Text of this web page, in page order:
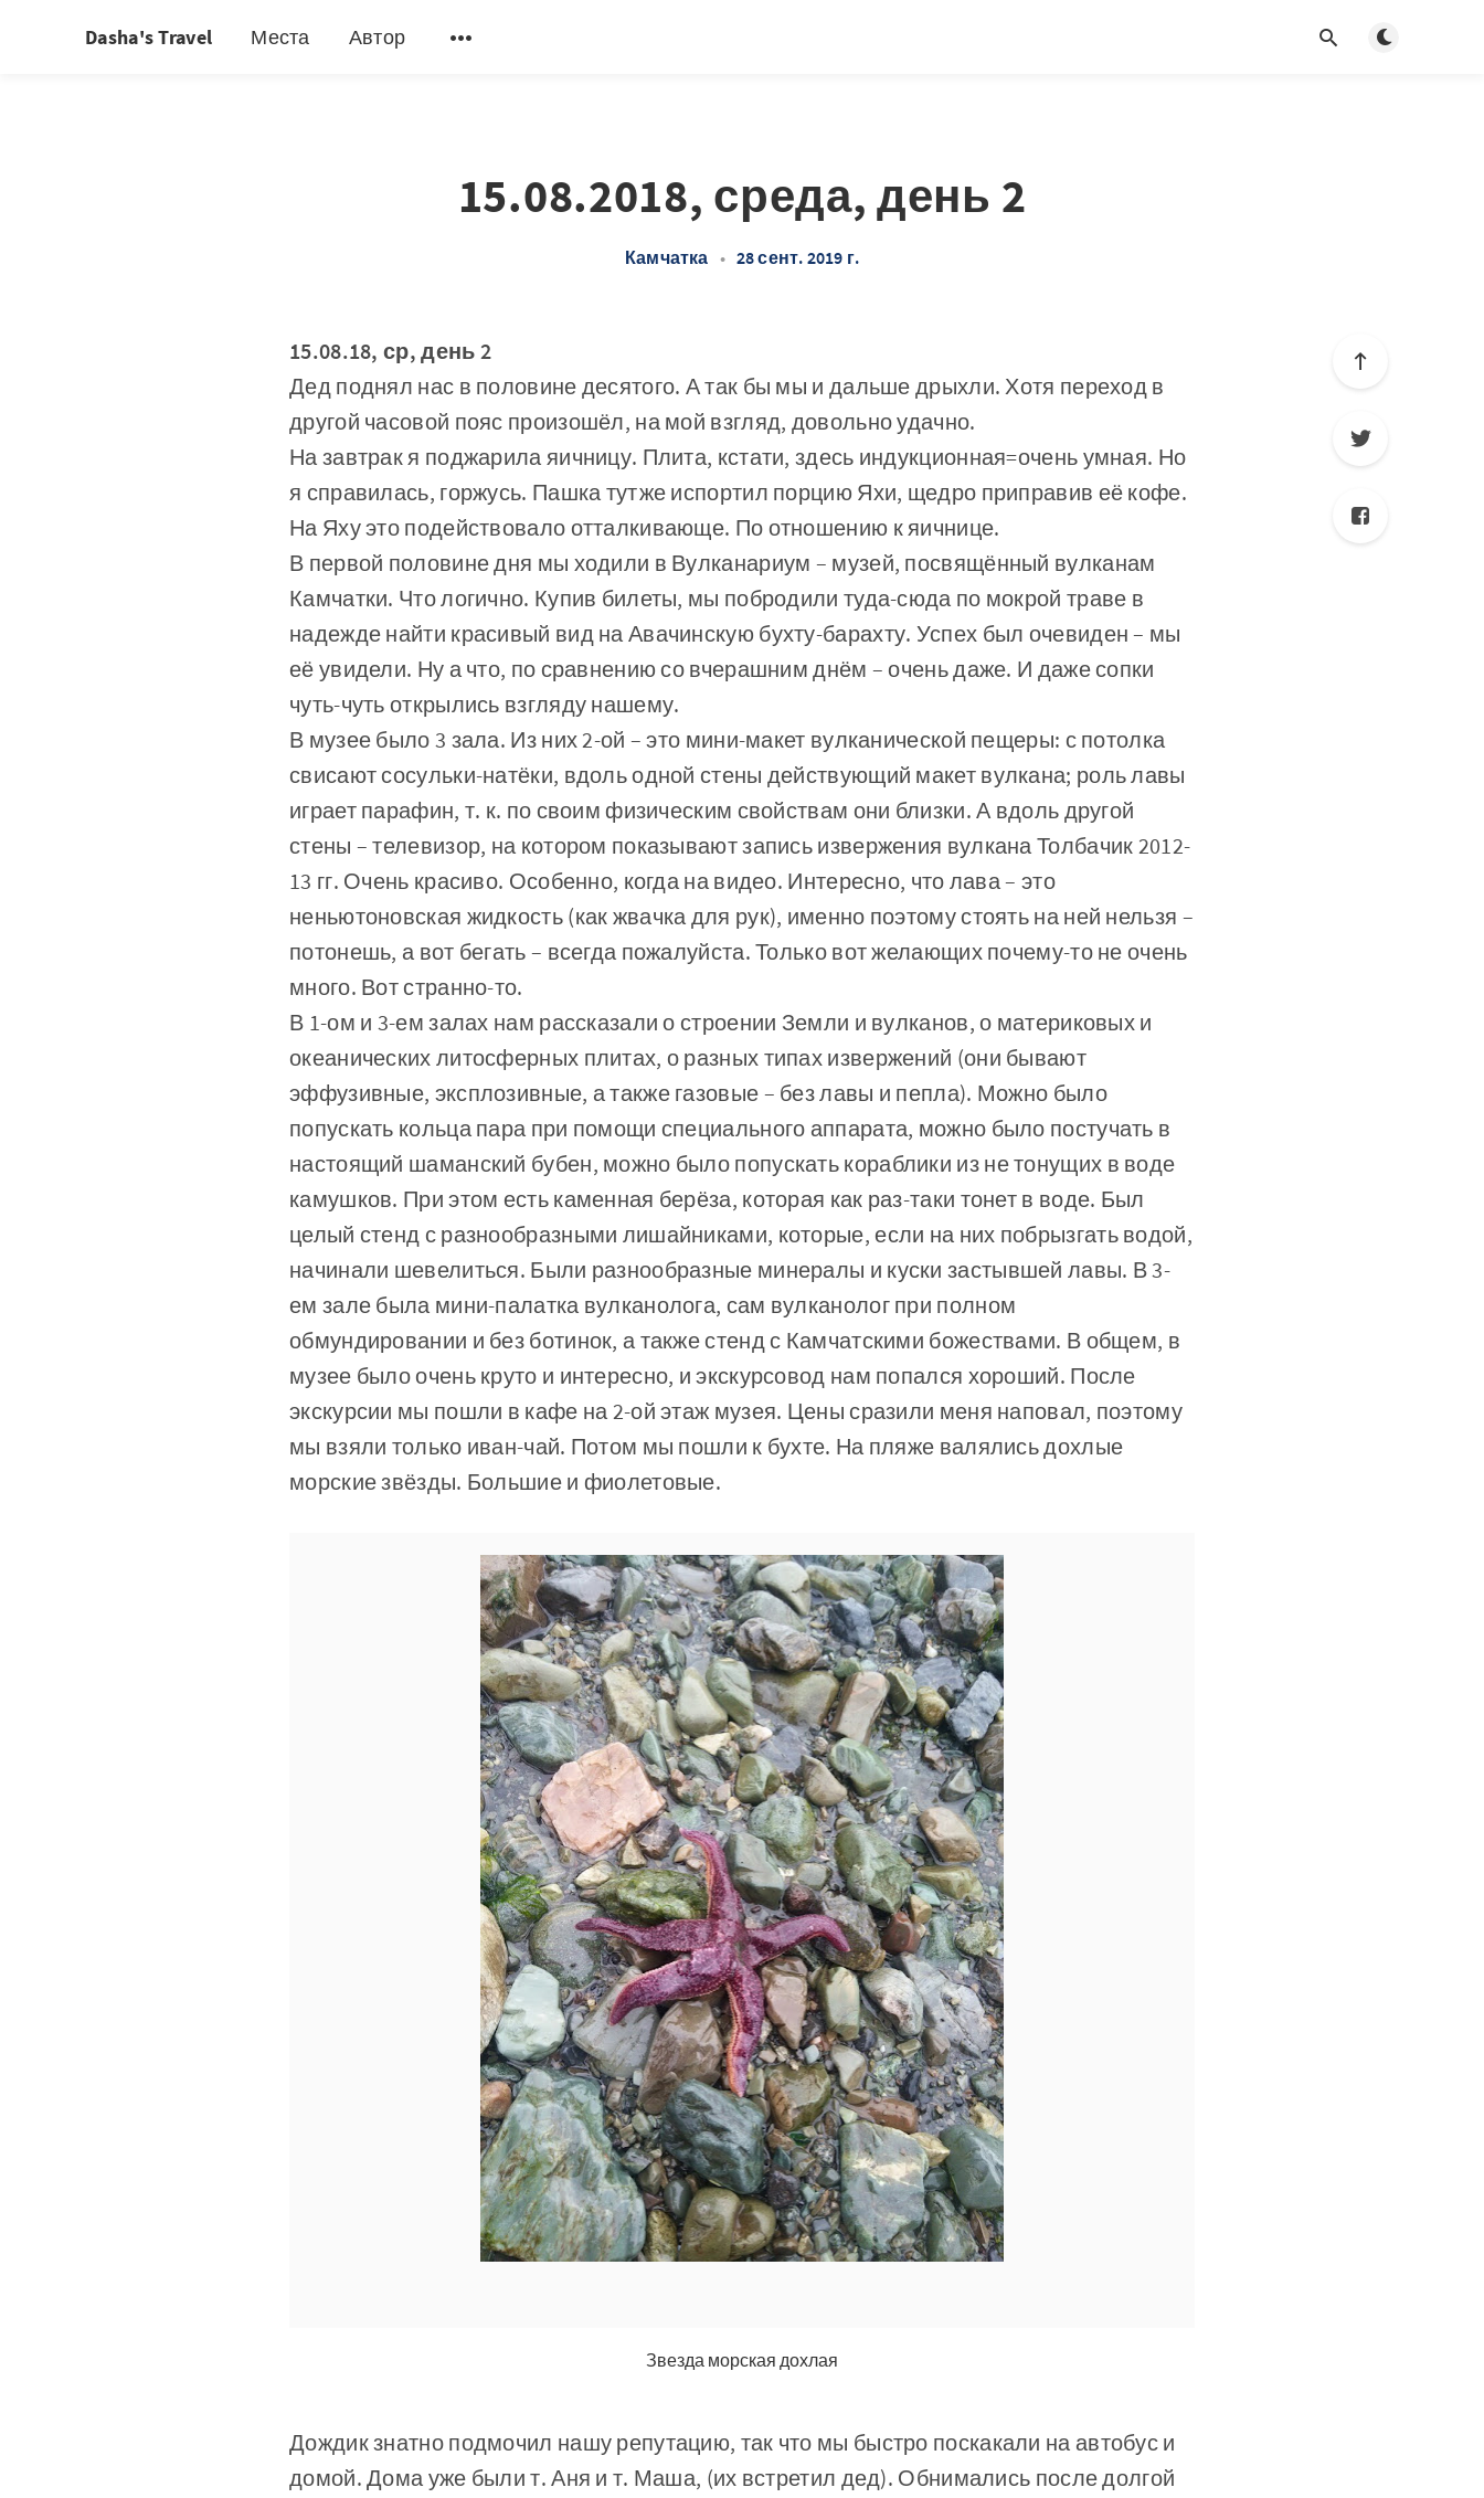
Dasha's Travel Места Автор Toggle dark
15.08.2018, среда, день 2
Камчатка • 28 сент. 2019 г.
15.08.18, ср, день 2
Дед поднял нас в половине десятого. А так бы мы и дальше дрыхли. Хотя переход в
другой часовой пояс произошёл, на мой взгляд, довольно удачно.
На завтрак я поджарила яичницу. Плита, кстати, здесь индукционная=очень умная. Но
я справилась, горжусь. Пашка тутже испортил порцию Яхи, щедро приправив её кофе.
На Яху это подействовало отталкивающе. По отношению к яичнице.
В первой половине дня мы ходили в Вулканариум – музей, посвящённый вулканам
Камчатки. Что логично. Купив билеты, мы побродили туда-сюда по мокрой траве в
надежде найти красивый вид на Авачинскую бухту-барахту. Успех был очевиден – мы
её увидели. Ну а что, по сравнению со вчерашним днём – очень даже. И даже сопки
чуть-чуть открылись взгляду нашему.
В музее было 3 зала. Из них 2-ой – это мини-макет вулканической пещеры: с потолка
свисают сосульки-натёки, вдоль одной стены действующий макет вулкана; роль лавы
играет парафин, т. к. по своим физическим свойствам они близки. А вдоль другой
стены – телевизор, на котором показывают запись извержения вулкана Толбачик 2012-
13 гг. Очень красиво. Особенно, когда на видео. Интересно, что лава – это
неньютоновская жидкость (как жвачка для рук), именно поэтому стоять на ней нельзя –
потонешь, а вот бегать – всегда пожалуйста. Только вот желающих почему-то не очень
много. Вот странно-то.
В 1-ом и 3-ем залах нам рассказали о строении Земли и вулканов, о материковых и
океанических литосферных плитах, о разных типах извержений (они бывают
эффузивные, эксплозивные, а также газовые – без лавы и пепла). Можно было
попускать кольца пара при помощи специального аппарата, можно было постучать в
настоящий шаманский бубен, можно было попускать кораблики из не тонущих в воде
камушков. При этом есть каменная берёза, которая как раз-таки тонет в воде. Был
целый стенд с разнообразными лишайниками, которые, если на них побрызгать водой,
начинали шевелиться. Были разнообразные минералы и куски застывшей лавы. В 3-
ем зале была мини-палатка вулканолога, сам вулканолог при полном
обмундировании и без ботинок, а также стенд с Камчатскими божествами. В общем, в
музее было очень круто и интересно, и экскурсовод нам попался хороший. После
экскурсии мы пошли в кафе на 2-ой этаж музея. Цены сразили меня наповал, поэтому
мы взяли только иван-чай. Потом мы пошли к бухте. На пляже валялись дохлые
морские звёзды. Большие и фиолетовые.
Звезда морская дохлая
Дождик знатно подмочил нашу репутацию, так что мы быстро поскакали на автобус и
домой. Дома уже были т. Аня и т. Маша, (их встретил дед). Обнимались после долгой